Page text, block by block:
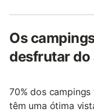
Os
desfrutar do
70% dos
têm uma ótima